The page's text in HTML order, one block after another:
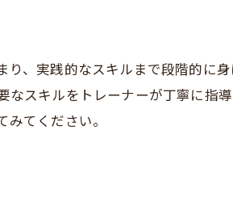
り、実践的なスキルまで段階的に身
なスキルをトレーナーが丁寧に指導
てください。